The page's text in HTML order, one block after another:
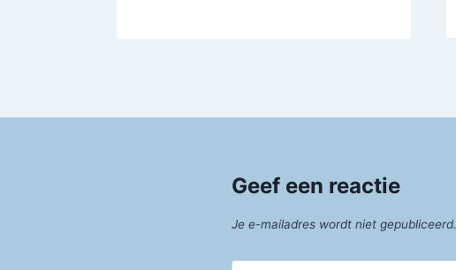
Geef een reactie
Je e-mailadres wordt niet gepubliceerd.